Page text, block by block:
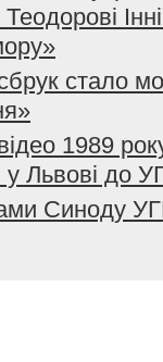
стало
1989
Львові до
Синоду